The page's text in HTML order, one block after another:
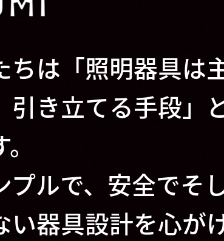
ちは「照明器具は
引き立てる手段」
プルで、安全でそ
い器具設計を心が